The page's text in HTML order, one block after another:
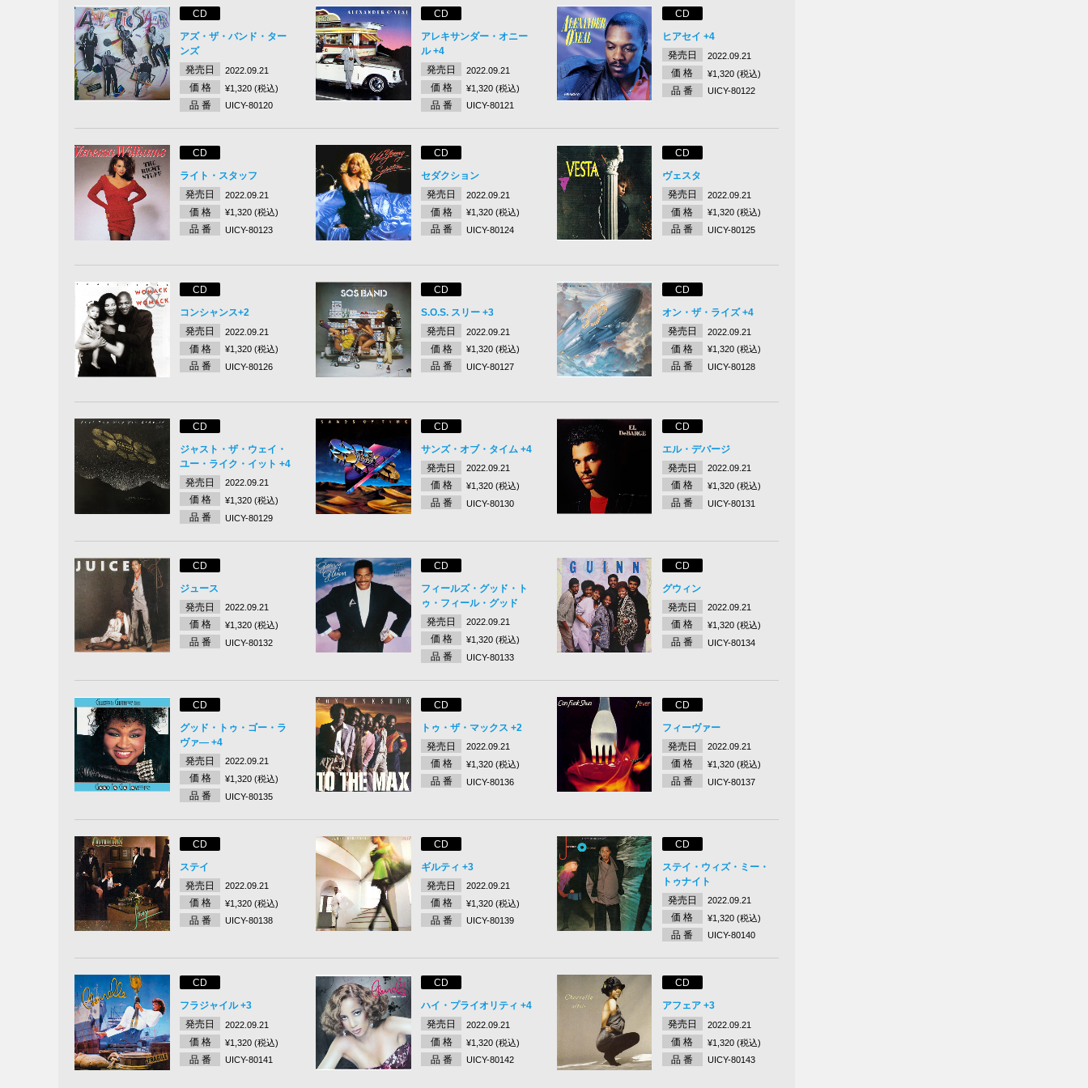
CD
アズ・ザ・バンド・ター
ンズ
発売日
2022.09.21
価 格 ¥1,320 (税込)
品 番 UICY-80120
CD
アレキサンダー・オニー
ル +4
発売日
2022.09.21
価 格 ¥1,320 (税込)
品 番 UICY-80121
CD
ヒアセイ +4
発売日
2022.09.21
価 格 ¥1,320 (税込)
品 番 UICY-80122
CD
ライト・スタッフ
発売日
2022.09.21
価 格 ¥1,320 (税込)
品 番 UICY-80123
CD
セダクション
発売日
2022.09.21
価 格 ¥1,320 (税込)
品 番 UICY-80124
CD
ヴェスタ
発売日
2022.09.21
価 格 ¥1,320 (税込)
品 番 UICY-80125
CD
コンシャンス+2
発売日
2022.09.21
価 格 ¥1,320 (税込)
品 番 UICY-80126
CD
S.O.S. スリー +3
発売日
2022.09.21
価 格 ¥1,320 (税込)
品 番 UICY-80127
CD
オン・ザ・ライズ +4
発売日
2022.09.21
価 格 ¥1,320 (税込)
品 番 UICY-80128
CD
ジャスト・ザ・ウェイ・
ユー・ライク・イット +4
発売日
2022.09.21
価 格 ¥1,320 (税込)
品 番 UICY-80129
CD
サンズ・オブ・タイム +4
発売日
2022.09.21
価 格 ¥1,320 (税込)
品 番 UICY-80130
CD
エル・デバージ
発売日
2022.09.21
価 格 ¥1,320 (税込)
品 番 UICY-80131
CD
ジュース
発売日
2022.09.21
価 格 ¥1,320 (税込)
品 番 UICY-80132
CD
フィールズ・グッド・ト
ゥ・フィール・グッド
発売日
2022.09.21
価 格 ¥1,320 (税込)
品 番 UICY-80133
CD
グウィン
発売日
2022.09.21
価 格 ¥1,320 (税込)
品 番 UICY-80134
CD
グッド・トゥ・ゴー・ラ
ヴァ― +4
発売日
2022.09.21
価 格 ¥1,320 (税込)
品 番 UICY-80135
CD
トゥ・ザ・マックス +2
発売日
2022.09.21
価 格 ¥1,320 (税込)
品 番 UICY-80136
CD
フィーヴァー
発売日
2022.09.21
価 格 ¥1,320 (税込)
品 番 UICY-80137
CD
ステイ
発売日
2022.09.21
価 格 ¥1,320 (税込)
品 番 UICY-80138
CD
ギルティ +3
発売日
2022.09.21
価 格 ¥1,320 (税込)
品 番 UICY-80139
CD
ステイ・ウィズ・ミー・
トゥナイト
発売日
2022.09.21
価 格 ¥1,320 (税込)
品 番 UICY-80140
CD
フラジャイル +3
発売日
2022.09.21
価 格 ¥1,320 (税込)
品 番 UICY-80141
CD
ハイ・プライオリティ +4
発売日
2022.09.21
価 格 ¥1,320 (税込)
品 番 UICY-80142
CD
アフェア +3
発売日
2022.09.21
価 格 ¥1,320 (税込)
品 番 UICY-80143